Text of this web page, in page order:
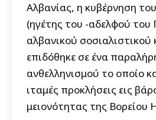
Αλβανίας, η κυβέρνηση
(ηγέτης του -αδελφού
αλβανικού σοσιαλιστικού
επιδόθηκε σε ένα
ανθελληνισμού το οποίο
ιταμές προκλήσεις εις
μειονότητας της Βορείου